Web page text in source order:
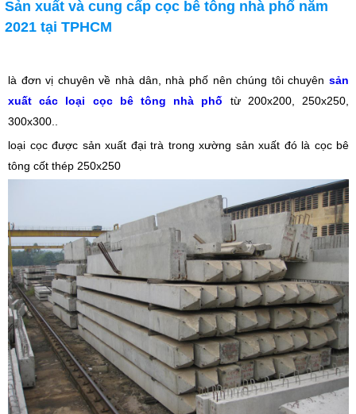
Sản xuất và cung cấp cọc bê tông nhà phố năm
2021 tại TPHCM
là đơn vị chuyên về nhà dân, nhà phố nên chúng tôi chuyên sản
xuất các loại cọc bê tông nhà phố từ 200x200, 250x250,
300x300..
loại cọc được sản xuất đại trà trong xường sản xuất đó là cọc bê
tông cốt thép 250x250